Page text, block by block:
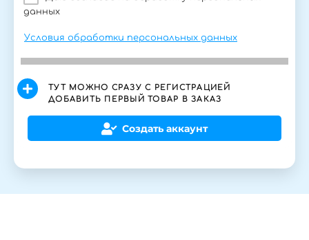
данных
Условия обработки персональных данных
ТУТ МОЖНО СРАЗУ С РЕГИСТРАЦИЕЙ
ДОБАВИТЬ ПЕРВЫЙ ТОВАР В ЗАКАЗ
Создать аккаунт